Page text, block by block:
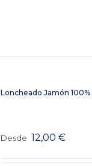
Loncheado Jamón
Desde 12,00 €